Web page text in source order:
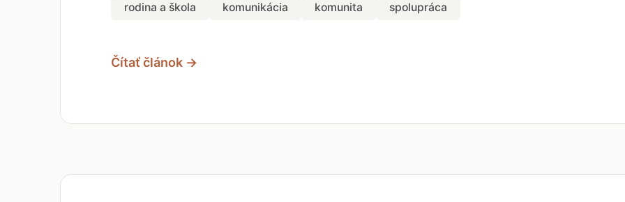
rodina a škola komunikácia komunita spolupráca
Čítať článok →